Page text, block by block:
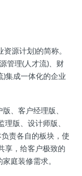
源计划)的简称。
管理(人才流)、财
)集成一体化的企业
、客户经理版、
版、设计师版、
责各自的板块，使
享，给客户极致的
庭装修需求。